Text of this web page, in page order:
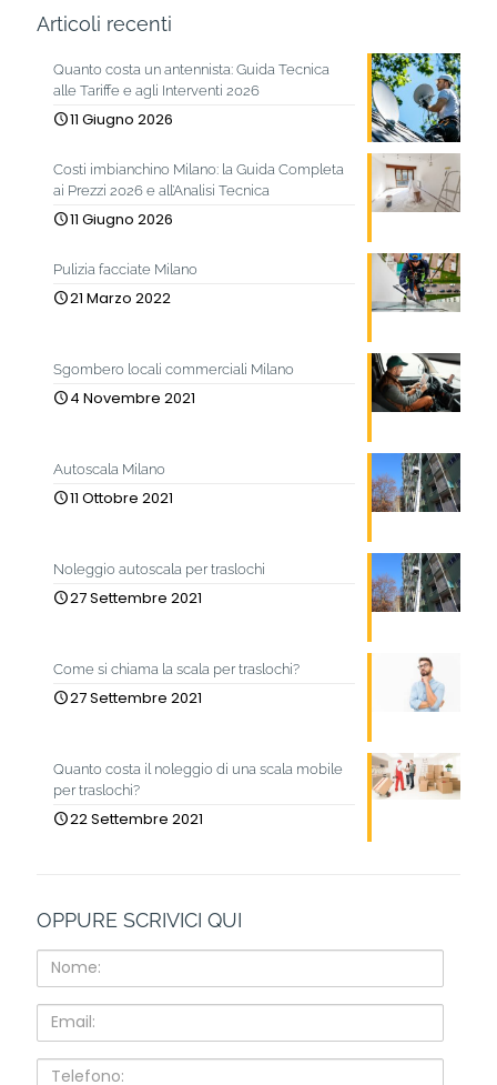
Articoli recenti
Quanto costa un antennista: Guida Tecnica
alle Tariffe e agli Interventi 2026
11 Giugno 2026
Costi imbianchino Milano: la Guida Completa
ai Prezzi 2026 e all’Analisi Tecnica
11 Giugno 2026
Pulizia facciate Milano
21 Marzo 2022
Sgombero locali commerciali Milano
4 Novembre 2021
Autoscala Milano
11 Ottobre 2021
Noleggio autoscala per traslochi
27 Settembre 2021
Come si chiama la scala per traslochi?
27 Settembre 2021
Quanto costa il noleggio di una scala mobile
per traslochi?
22 Settembre 2021
OPPURE SCRIVICI QUI
Nome:
Email:
Telefono: